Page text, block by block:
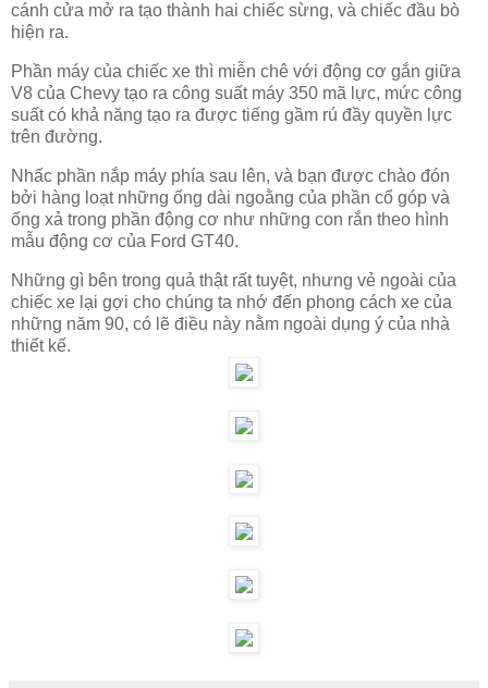
cánh cửa mở ra tạo thành hai chiếc sừng, và chiếc đầu bò
hiện ra.
Phần máy của chiếc xe thì miễn chê với động cơ gắn giữa
V8 của Chevy tạo ra công suất máy 350 mã lực, mức công
suất có khả năng tạo ra được tiếng gầm rú đầy quyền lực
trên đường.
Nhấc phần nắp máy phía sau lên, và bạn được chào đón
bởi hàng loạt những ống dài ngoằng của phần cổ góp và
ống xả trong phần động cơ như những con rắn theo hình
mẫu động cơ của Ford GT40.
Những gì bên trong quả thật rất tuyệt, nhưng vẻ ngoài của
chiếc xe lại gợi cho chúng ta nhớ đến phong cách xe của
những năm 90, có lẽ điều này nằm ngoài dụng ý của nhà
thiết kế.